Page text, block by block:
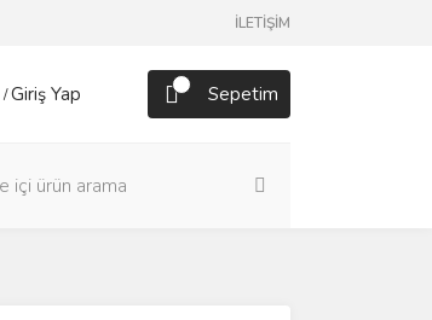
İLETİŞİM
/Giriş Yap Sepetim